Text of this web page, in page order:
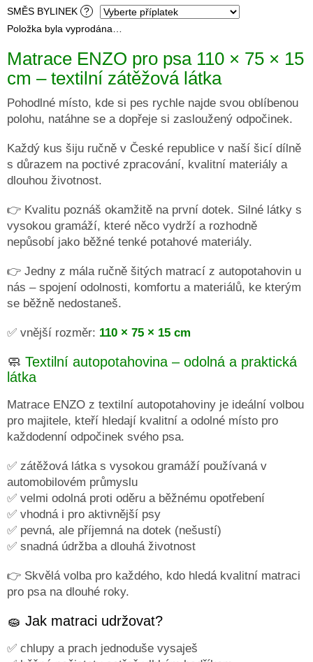
ŠANCE
JAKOST
PSÍ
KLIKAŘI
CHYTRÁ
ZNÁMKA
MŮJDOG
PELECHY
MATRACE
A
PELECHY
AUT
A
PŘEPRAVNÍCH
KLECÍ
ČMUCHACÍ
KOBEREČEK
DEKY
A
DOPLŇKY
VODÍTKA
A
OBOJKY
Napište
nám
O
A
ZNAČCE
CERINO
Podmínky
ochrany
údajů
Obchodní
podmínky
SMĚS BYLINEK ?
Položka byla vyprodána…
Matrace ENZO pro psa 110 × 75 × 15
cm – textilní zátěžová látka
Pohodlné místo, kde si pes rychle najde svou oblíbenou
polohu, natáhne se a dopřeje si zasloužený odpočinek.
Každý kus šiju ručně v České republice v naší šicí dílně
s důrazem na poctivé zpracování, kvalitní materiály a
dlouhou životnost.
👉 Kvalitu poznáš okamžitě na první dotek. Silné látky s
vysokou gramáží, které něco vydrží a rozhodně
nepůsobí jako běžné tenké potahové materiály.
👉 Jedny z mála ručně šitých matrací z autopotahovin u
nás – spojení odolnosti, komfortu a materiálů, ke kterým
se běžně nedostaneš.
✅ vnější rozměr: 110 × 75 × 15 cm
🧼 Textilní autopotahovina – odolná a praktická
látka
Matrace ENZO z textilní autopotahoviny je ideální volbou
pro majitele, kteří hledají kvalitní a odolné místo pro
každodenní odpočinek svého psa.
✅ zátěžová látka s vysokou gramáží používaná v
automobilovém průmyslu
✅ velmi odolná proti oděru a běžnému opotřebení
✅ vhodná i pro aktivnější psy
✅ pevná, ale příjemná na dotek (nešustí)
✅ snadná údržba a dlouhá životnost
👉 Skvělá volba pro každého, kdo hledá kvalitní matraci
pro psa na dlouhé roky.
🧽 Jak matraci udržovat?
✅ chlupy a prach jednoduše vysaješ